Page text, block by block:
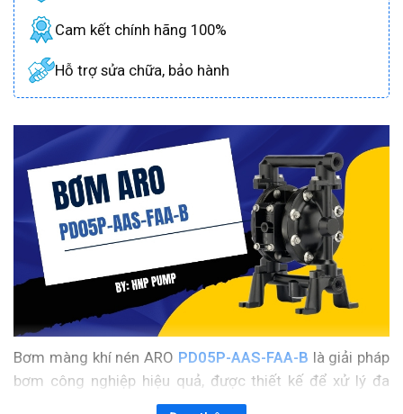
Cam kết chính hãng 100%
Hỗ trợ sửa chữa, bảo hành
Bơm màng khí nén ARO PD05P-AAS-FAA-B là giải pháp
bơm công nghiệp hiệu quả, được thiết kế để xử lý đa
dạng các loại chất lỏng trong môi trường sản xuất khắc